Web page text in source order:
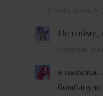
Не пойму,
я
бомбануло